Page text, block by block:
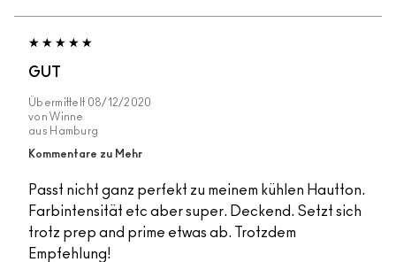
GUT
Übermittelt 08/12/2020
von Winne
aus Hamburg
Kommentare zu Mehr
Passt nicht ganz perfekt zu meinem kühlen Hautton.
Farbintensität etc aber super. Deckend. Setzt sich
trotz prep and prime etwas ab. Trotzdem
Empfehlung!